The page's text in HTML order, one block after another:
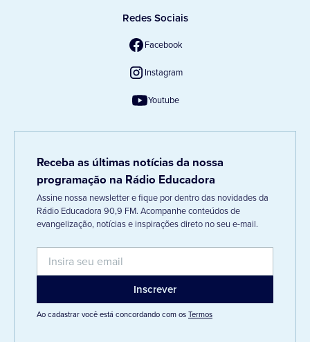
Redes Sociais
Facebook
Instagram
Youtube
Receba as últimas notícias da nossa
programação na Rádio Educadora
Assine nossa newsletter e fique por dentro das novidades da
Rádio Educadora 90,9 FM. Acompanhe conteúdos de
evangelização, notícias e inspirações direto no seu e-mail.
Ao cadastrar você está concordando com osTermos